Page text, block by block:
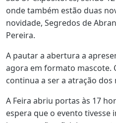
onde também estão duas
novidade, Segredos de
Pereira.
A pautar a abertura a
agora em formato mascote.
continua a ser a atração dos
A Feira abriu portas às 17
espera que o evento tivesse